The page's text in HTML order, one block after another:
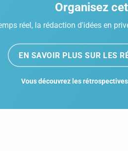
Organisez
réel, la rédaction d'idées en
EN SAVOIR PLUS SUR LES
Vous découvrez les